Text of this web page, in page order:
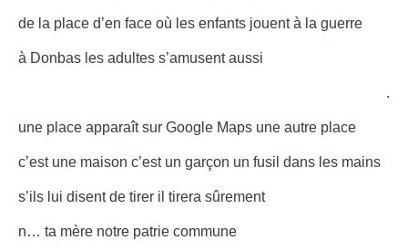
de la place d’en face où les enfants jouent à la guerre
à Donbas les adultes s’amusent aussi
.
une place apparaît sur Google Maps une autre place
c’est une maison c’est un garçon un fusil dans les mains
s’ils lui disent de tirer il tirera sûrement
n… ta mère notre patrie commune